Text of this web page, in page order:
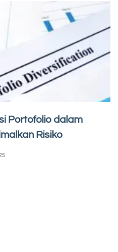
Portofolio dalam
Risiko